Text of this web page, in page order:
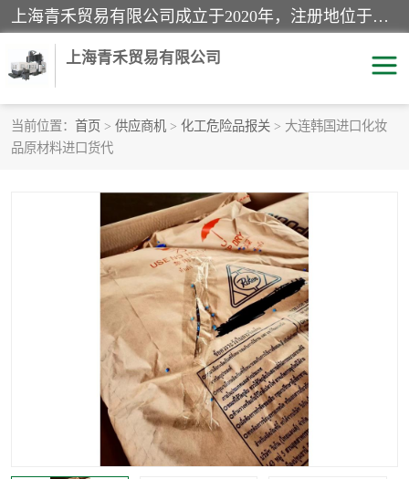
上海青禾贸易有限公司成立于2020年，注册地位于上海市宝山区。经营范围包括：机械设备、五金制品、劳防用品、电子产品、塑胶制品、家具、模具、纺织品、仪器仪表、建筑材料、装饰材料、化工产品、金属制品、机车配件等货物进出口报关、清关服务。
上海青禾贸易有限公司
当前位置： 首页 > 供应商机 > 化工危险品报关 > 大连韩国进口化妆
品原材料进口货代
酒类饮料报关
服装进口清关
进口杂货清关
家用电器报关 机床进口清关
国际灯具清关